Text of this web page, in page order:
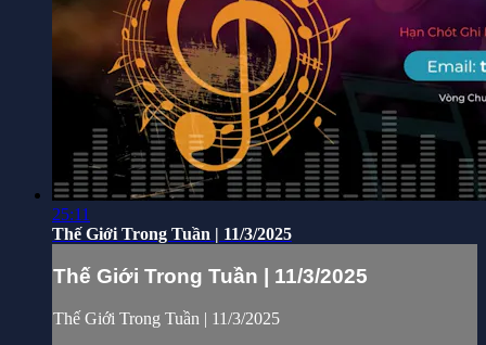
25:11
Thế Giới Trong Tuần | 11/3/2025
Thế Giới Trong Tuần | 11/3/2025
Thế Giới Trong Tuần | 11/3/2025